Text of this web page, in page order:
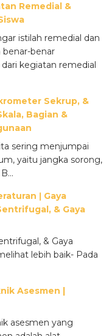
Remedial &
istilah remedial dan
benar-benar
kegiatan remedial
Sekrup, &
Bagian &
sering menjumpai
yaitu jangka sorong,
ǀ Gaya
& Gaya
& Gaya
lebih baik- Pada
Asesmen |
asesmen yang